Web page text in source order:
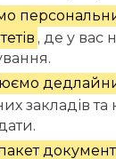
, де у вас
закладів